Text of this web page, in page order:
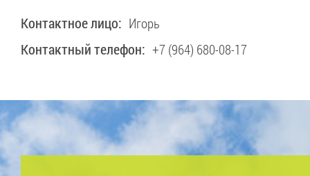
Контактное лицо: Игорь
Контактный телефон: +7 (964) 680-08-17